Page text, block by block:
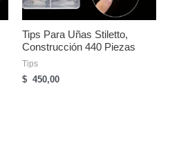
Tips Para Uñas Stiletto,
Construcción 440 Piezas
Tips
$ 450,00